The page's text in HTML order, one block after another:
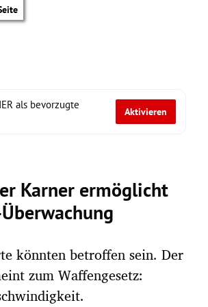
als bevorzugte
Aktivieren
Karner ermöglicht
könnten betroffen sein. Der
zum Waffengesetz: